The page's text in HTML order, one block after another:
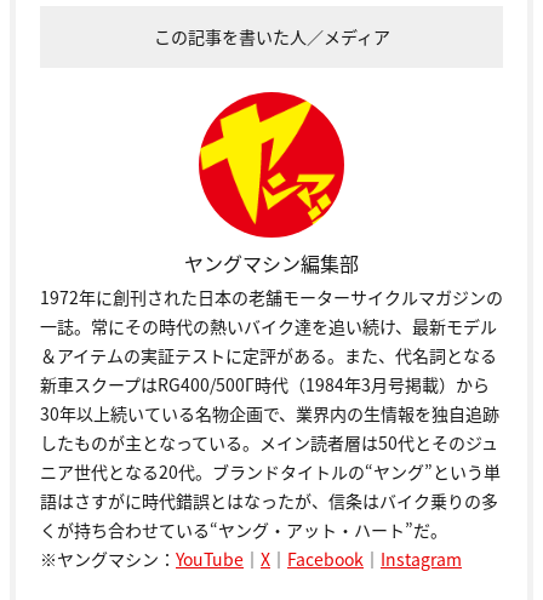
この記事を書いた人／メディア
ヤングマシン編集部
1972年に創刊された日本の老舗モーターサイクルマガジンの
一誌。常にその時代の熱いバイク達を追い続け、最新モデル
＆アイテムの実証テストに定評がある。また、代名詞となる
新車スクープはRG400/500Γ時代（1984年3月号掲載）から
30年以上続いている名物企画で、業界内の生情報を独自追跡
したものが主となっている。メイン読者層は50代とそのジュ
ニア世代となる20代。ブランドタイトルの“ヤング”という単
語はさすがに時代錯誤とはなったが、信条はバイク乗りの多
くが持ち合わせている“ヤング・アット・ハート”だ。
※ヤングマシン： YouTube ｜ X ｜ Facebook ｜ Instagram